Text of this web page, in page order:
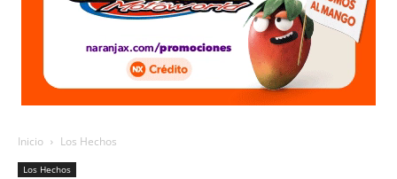
Inicio Los Hechos
Los Hechos